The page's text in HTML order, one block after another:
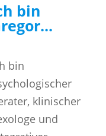
bin
bin
klinischer
und